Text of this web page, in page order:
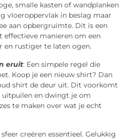
smalle kasten of wandplanken
vloeroppervlak in beslag maar
aan opbergruimte. Dit is een
effectieve manieren om een
en rustiger te laten ogen.
eruit: Een simpele regel die
Koop je een nieuw shirt? Dan
shirt de deur uit. Dit voorkomt
uitpuilen en dwingt je om
te maken over wat je echt
creëren essentieel. Gelukkig